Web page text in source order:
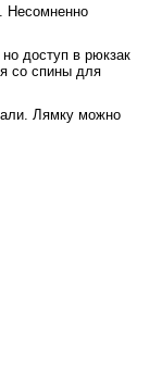
Несомненно
доступ в рюкзак
со спины для
Лямку можно